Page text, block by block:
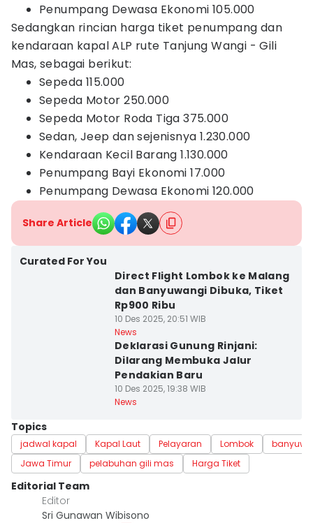
Penumpang Dewasa Ekonomi 105.000
Sedangkan rincian harga tiket penumpang dan
kendaraan kapal ALP rute Tanjung Wangi - Gili
Mas, sebagai berikut:
Sepeda 115.000
Sepeda Motor 250.000
Sepeda Motor Roda Tiga 375.000
Sedan, Jeep dan sejenisnya 1.230.000
Kendaraan Kecil Barang 1.130.000
Penumpang Bayi Ekonomi 17.000
Penumpang Dewasa Ekonomi 120.000
Share Article
Curated For You
Direct Flight Lombok ke Malang
dan Banyuwangi Dibuka, Tiket
Rp900 Ribu
10 Des 2025, 20:51 WIB
News
Deklarasi Gunung Rinjani:
Dilarang Membuka Jalur
Pendakian Baru
10 Des 2025, 19:38 WIB
News
Topics
jadwal kapal Kapal Laut Pelayaran Lombok
Jawa Timur
pelabuhan gili mas Harga Tiket
Editorial Team
Editor
Sri Gunawan Wibisono